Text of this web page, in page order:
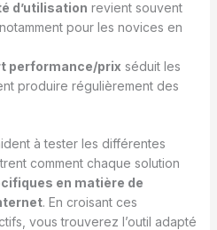
d’utilisation revient souvent
pour les novices en
performance/prix séduit les
produire régulièrement des
à tester les différentes
comment chaque solution
en matière de
. En croisant ces
vous trouverez l’outil adapté